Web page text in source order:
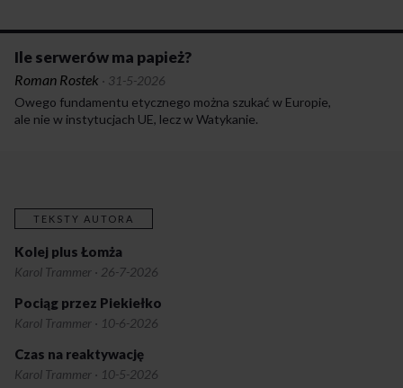
Ile serwerów ma papież?
Roman Rostek · 31-5-2026
Owego fundamentu etycznego można szukać w Europie,
ale nie w instytucjach UE, lecz w Watykanie.
TEKSTY AUTORA
Kolej plus Łomża
Karol Trammer · 26-7-2026
Pociąg przez Piekiełko
Karol Trammer · 10-6-2026
Czas na reaktywację
Karol Trammer · 10-5-2026